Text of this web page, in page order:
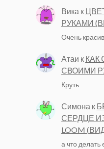
Вика к
РУКАМИ
Очень
Атаи к КАК
СВОИМИ
Круть
Симона к
СЕРДЦЕ
LOOM
а что делать